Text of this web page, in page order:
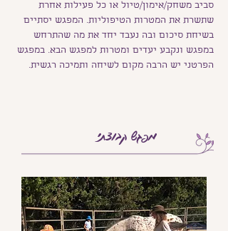
סביב משחק/אימון/טיול או כל פעילות אחרת
שתשרת את המטרות הטיפוליות. המפגש יסתיים
בשיחת סיכום ובה נעבד יחד את מה שהתרחש
במפגש ונקבע יעדים ומטרות למפגש הבא. במפגש
הפרטני יש הרבה מקום לשיחה ותמיכה רגשית.
מפגש קבוצתי